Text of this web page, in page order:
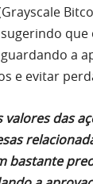
que
a
e evitar
das
bastante